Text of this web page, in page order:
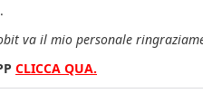
va il mio personale
CLICCA QUA.